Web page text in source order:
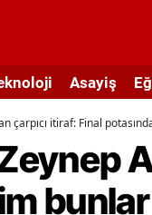
Asayiş
çarpıcı itiraf: Final